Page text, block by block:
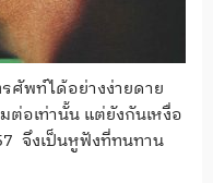
ศัพท์ได้อย่างง่ายดาย
ต่อเท่านั้น แต่ยังกันเหงื่อ
จึงเป็นหูฟังที่ทนทาน